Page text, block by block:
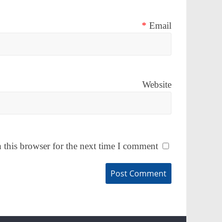
Email
*
Website
browser for the next time I comment.